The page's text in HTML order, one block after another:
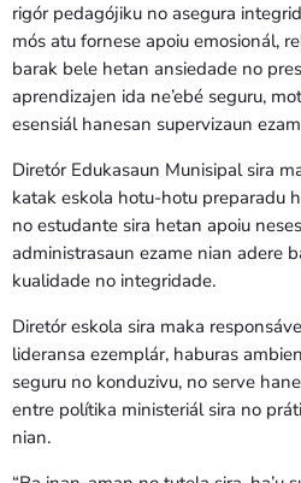
rigór pedagójiku no asegura
mós atu fornese apoiu emosionál,
barak bele hetan ansiedade no
aprendizajen ida ne’ebé seguru,
esensiál hanesan supervizaun
Diretór Edukasaun Munisipal sira
katak eskola hotu-hotu preparadu
no estudante sira hetan apoiu
administrasaun ezame nian adere
kualidade no integridade.
Diretór eskola sira maka
lideransa ezemplár, haburas
seguru no konduzivu, no serve
entre polítika ministeriál sira no
nian.